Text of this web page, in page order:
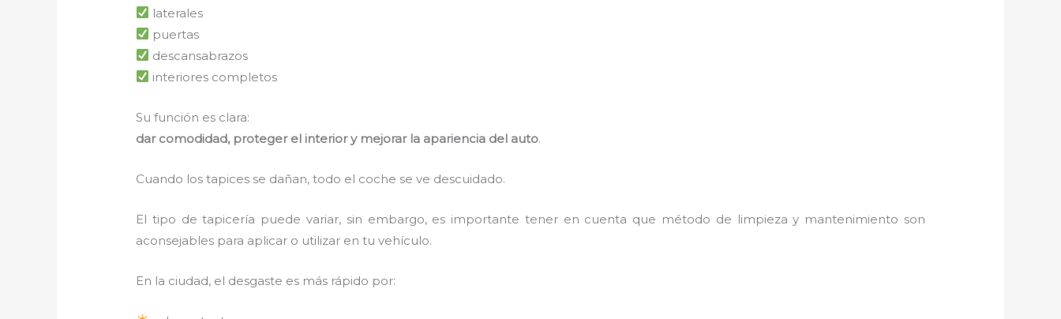
laterales
puertas
descansabrazos
interiores completos
Su función es clara:
dar comodidad, proteger el interior y mejorar la apariencia del auto.
Cuando los tapices se dañan, todo el coche se ve descuidado.
El tipo de tapicería puede variar, sin embargo, es importante tener en cuenta que método de limpieza y mantenimiento son
aconsejables para aplicar o utilizar en tu vehículo.
En la ciudad, el desgaste es más rápido por: